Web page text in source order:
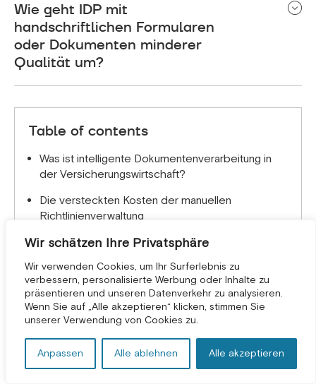
Wir schätzen Ihre Privatsphäre
Wir verwenden Cookies, um Ihr Surferlebnis zu
verbessern, personalisierte Werbung oder Inhalte zu
präsentieren und unseren Datenverkehr zu analysieren.
Wenn Sie auf „Alle akzeptieren“ klicken, stimmen Sie
unserer Verwendung von Cookies zu.
Anpassen Alle ablehnen Alle akzeptieren
KOSTENLOSE BERATUNG *
Scannen immer noch Daten manuell eingibt, ist Ihr
Prozess nicht wirklich automatisiert.
Verlängerungen, Kündigungen, KYC-Dokumente,
Finanzberichte, Inspektionsberichte,
Krankenakten, Schadensformulare, Polizeiberichte,
sogar handschriftliche Formulare und E-Mails.
Wenn Ihr Team es liest, verarbeitet IDP es.
Wie geht IDP mit
handschriftlichen Formularen
oder Dokumenten minderer
Qualität um?
und KI-gestützte Rekonstruktion, um Dokumente
zu lesen, die herkömmliche OCR-Systeme nicht
verarbeiten können, wie z. B. Faxformulare,
zerknittertes Papier, Scans mit niedriger Auflösung
und sogar Handschrift. Bei zu schlechter Qualität
manuellen Bearbeitung, anstatt es zu erraten.
Table of contents
Was ist intelligente Dokumentenverarbeitung in
der Versicherungswirtschaft?
Die versteckten Kosten der manuellen
Richtlinienverwaltung
Kernvorteile von IDP für die Verwaltung von
Wichtigste Anwendungsfälle: Wo IDP die größte
Wirkung erzielt
Wie IDP tatsächlich funktioniert
ROI-Kennzahlen: Nachweis des IDP-Werts für
Stakeholder